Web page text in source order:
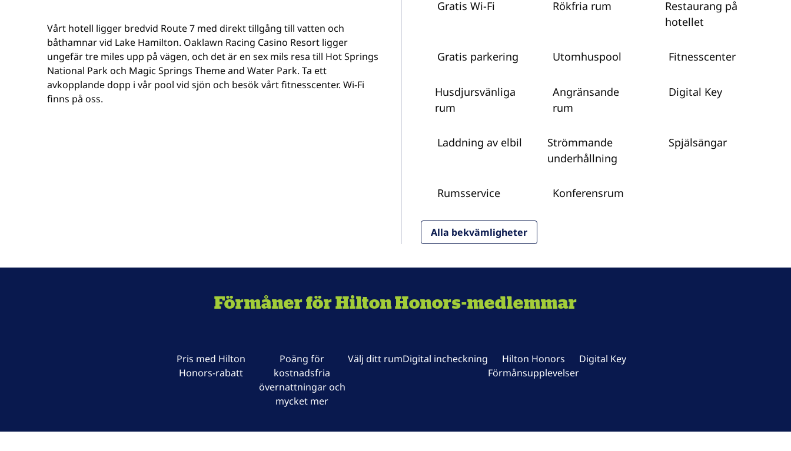
Vårt hotell ligger bredvid Route 7 med direkt tillgång till vatten och
båthamnar vid Lake Hamilton. Oaklawn Racing Casino Resort ligger
ungefär tre miles upp på vägen, och det är en sex mils resa till Hot Springs
National Park och Magic Springs Theme and Water Park. Ta ett
avkopplande dopp i vår pool vid sjön och besök vårt fitnesscenter. Wi-Fi
finns på oss.
Gratis Wi-Fi Rökfria rum
Restaurang på
hotellet
Gratis parkering Utomhuspool Fitnesscenter
Husdjursvänliga
rum
Angränsande
rum
Digital Key
Laddning av elbil
Strömmande
underhållning
Spjälsängar
Rumsservice Konferensrum
Alla bekvämligheter
Förmåner för Hilton Honors-medlemmar
Pris med Hilton
Honors-rabatt
Poäng för
kostnadsfria
övernattningar och
mycket mer
Välj ditt rumDigital incheckning
Hilton Honors
Förmånsupplevelser
Digital Key